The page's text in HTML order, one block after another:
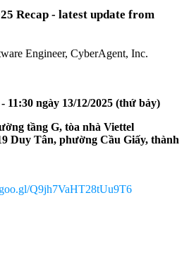
Recap - latest update from
Engineer, CyberAgent, Inc.
11:30 ngày 13/12/2025 (thứ bảy)
tầng G, tòa nhà Viettel
Duy Tân, phường Cầu Giấy, thành
Q9jh7VaHT28tUu9T6